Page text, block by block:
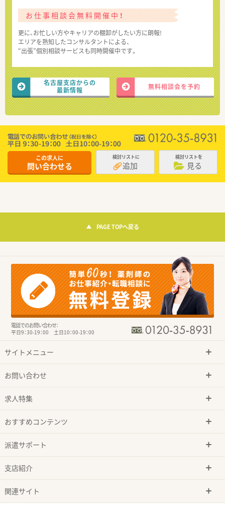
お仕事相談会無料開催中！
更に、お忙しい方やキャリアの棚卸がしたい方に朗報!
エリアを熟知したコンサルタントによる、
“出張”個別相談サービスも同時開催中です。
名古屋支店からの
最新情報
無料相談会を予約
この求人に
問い合わせる
検討リストに
追加
検討リストを
見る
PAGE TOPへ戻る
電話でのお問い合わせ：
平日9：30-19：00 土日10：00-19：00
サイトメニュー
お問い合わせ
求人特集
おすすめコンテンツ
派遣サポート
支店紹介
関連サイト